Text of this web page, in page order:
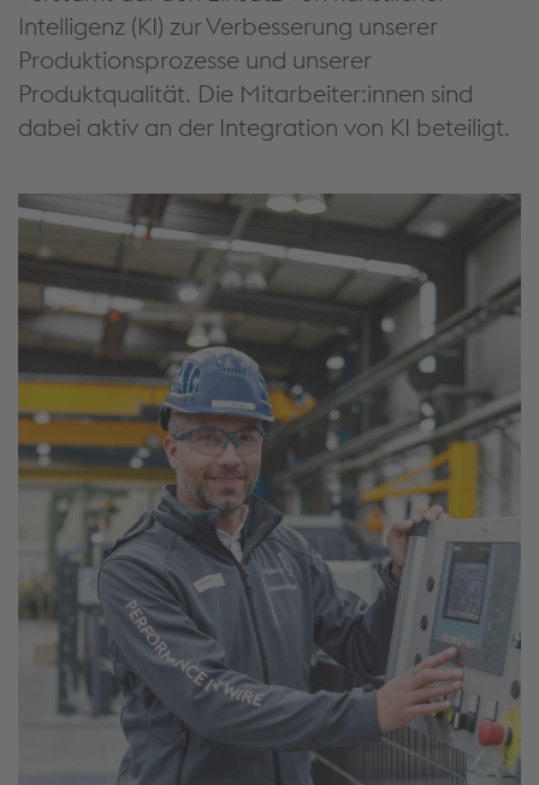
Intelligenz (KI) zur Verbesserung unserer
Produktionsprozesse und unserer
Produktqualität. Die Mitarbeiter:innen sind
dabei aktiv an der Integration von KI beteiligt.